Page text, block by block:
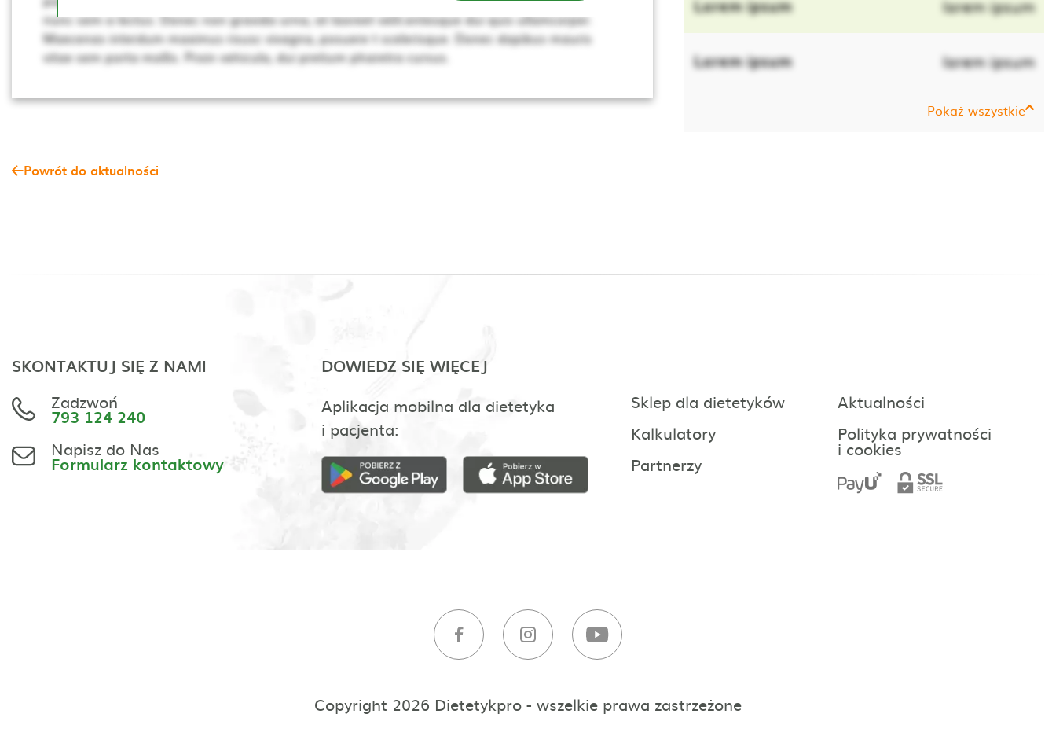
nunc sem a lectus. Donec non gravida urna, at laoreet velit.entesque dui quis ullamcorper.
Maecenas interdum maximus risusc vivagna, posuere t scelerisque. Donec dapibus mauris
vitae sem porta mollis. Proin vehicula, dui pretium pharetra cursus.
Lorem ipsum lorem ipsum
Lorem ipsum lorem ipsum
Pokaż wszystkie
Powrót do aktualności
SKONTAKTUJ SIĘ Z NAMI
Zadzwoń
793 124 240
Napisz do Nas
Formularz kontaktowy
DOWIEDZ SIĘ WIĘCEJ
Aplikacja mobilna dla dietetyka
i pacjenta:
Sklep dla dietetyków
Kalkulatory
Partnerzy
Aktualności
Polityka prywatności
i cookies
Copyright 2026 Dietetykpro - wszelkie prawa zastrzeżone